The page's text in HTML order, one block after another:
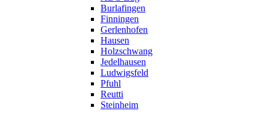
Burlafingen
Finningen
Gerlenhofen
Hausen
Holzschwang
Jedelhausen
Ludwigsfeld
Pfuhl
Reutti
Steinheim